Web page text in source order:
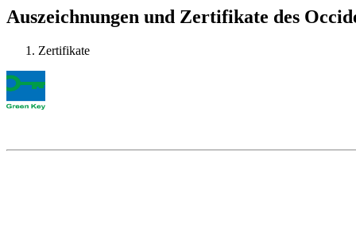
Auszeichnungen und Zertifikate des
Zertifikate